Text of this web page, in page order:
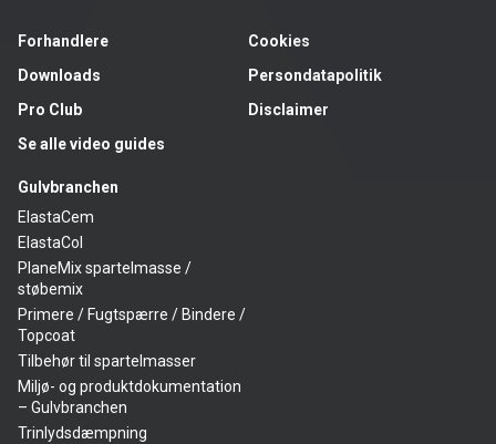
Forhandlere
Downloads
Pro Club
Se alle video guides
Gulvbranchen
ElastaCem
ElastaCol
PlaneMix spartelmasse /
støbemix
Primere / Fugtspærre / Bindere /
Topcoat
Tilbehør til spartelmasser
Miljø- og produktdokumentation
– Gulvbranchen
Trinlydsdæmpning
Cookies
Persondatapolitik
Disclaimer